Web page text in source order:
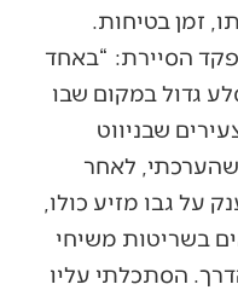
זמן בטיחות.
הסיירת: “באחד
גדול במקום שבו
שבניווט
לאחר
על גבו מזיע כולו,
בשריטות משיחי
הסתכלתי עליו